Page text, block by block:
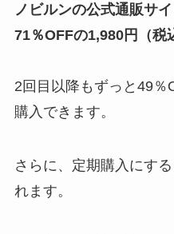
ノビルンの公式通販サイ
71％OFFの1,980円（税
2回目以降もずっと49％
購入できます。
さらに、定期購入にす
れます。